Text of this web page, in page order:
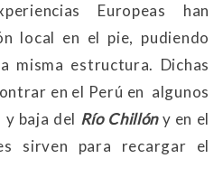
Europeas han
local en el pie, pudiendo
misma estructura. Dichas
en el Perú en algunos
baja del Río Chillóny en el
sirven para recargar el